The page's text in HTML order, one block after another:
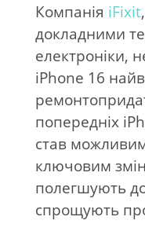
Компанія iFixit
докладними
електроніки,
iPhone 16
попередніх
став
ключовим
полегшують
спрощують